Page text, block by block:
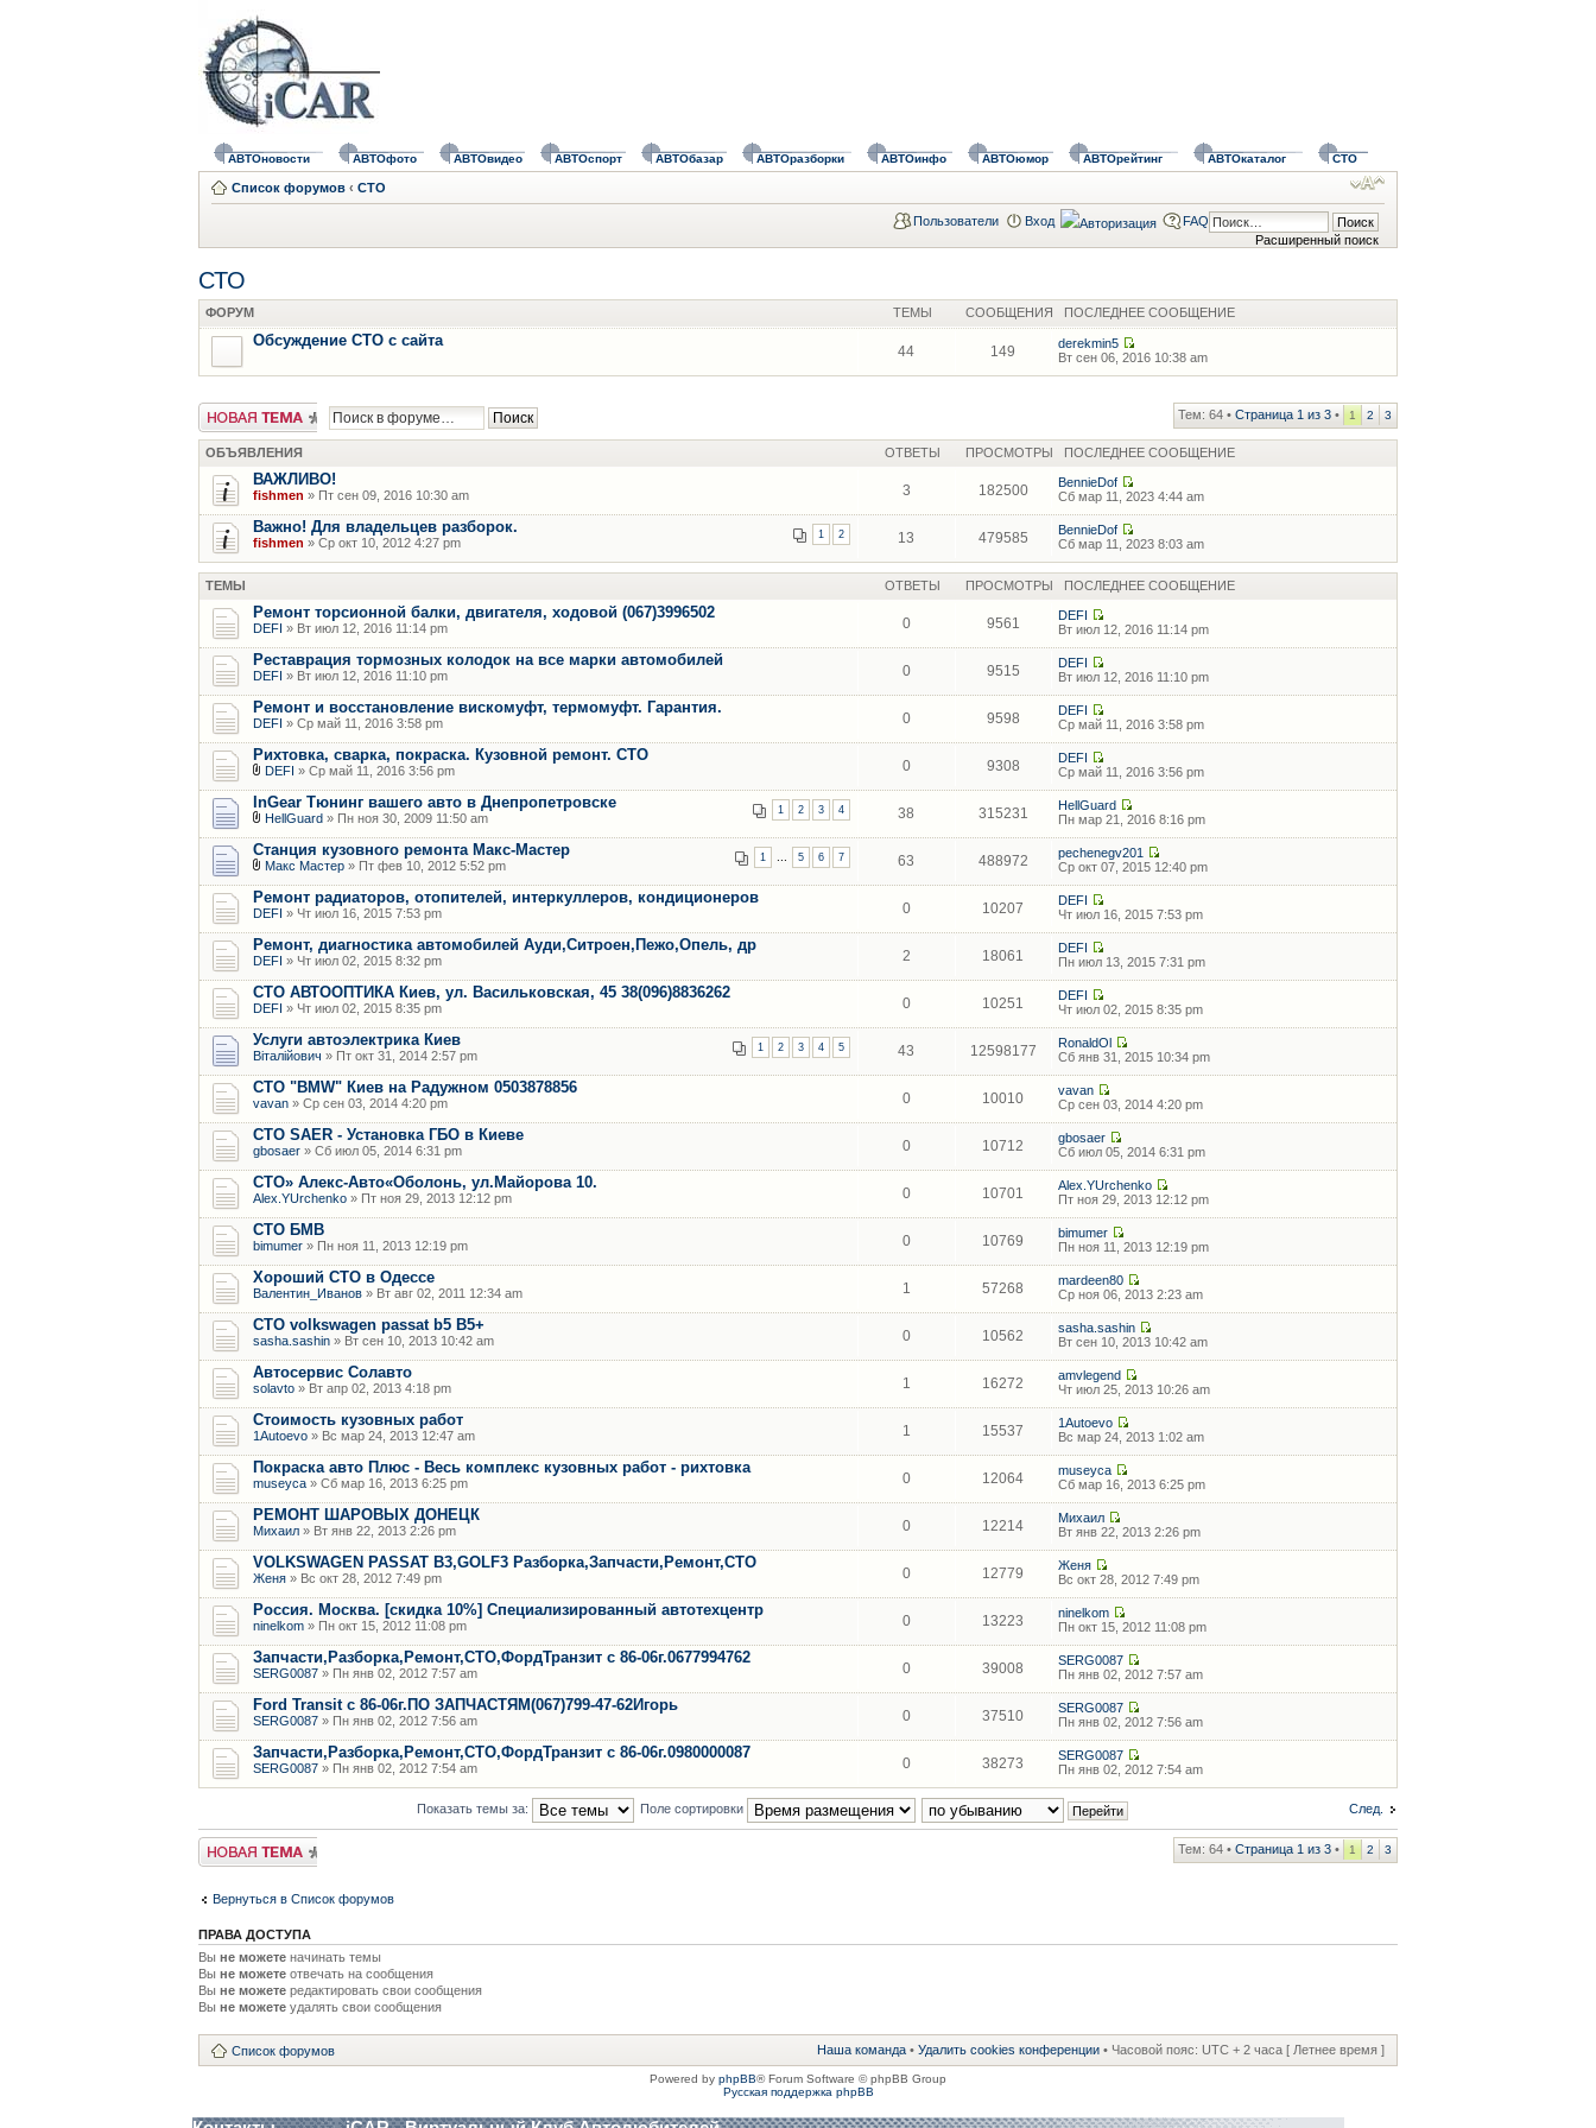
АВТОновости АВТОфото АВТОвидео АВТОспорт АВТОбазар АВТОразборки АВТОинфо АВТОюмор АВТОрейтинг АВТОкаталог СТО
Список форумов ‹ СТО
Расширенный поиск
Пользователи Вход FAQ
СТО
ФОРУМ ТЕМЫ СООБЩЕНИЯ ПОСЛЕДНЕЕ СООБЩЕНИЕ
Обсуждение СТО с сайта
44 149
derekmin5
Вт сен 06, 2016 10:38 am
Новая тема Тем: 64 • Страница 1 из 3 • 1 2 3
ОБЪЯВЛЕНИЯ ОТВЕТЫ ПРОСМОТРЫ ПОСЛЕДНЕЕ СООБЩЕНИЕ
ВАЖЛИВО!
fishmen » Пт сен 09, 2016 10:30 am 3 182500
BennieDof
Сб мар 11, 2023 4:44 am
Важно! Для владельцев разборок. 1 2
fishmen » Ср окт 10, 2012 4:27 pm 13 479585
BennieDof
Сб мар 11, 2023 8:03 am
ТЕМЫ ОТВЕТЫ ПРОСМОТРЫ ПОСЛЕДНЕЕ СООБЩЕНИЕ
Ремонт торсионной балки, двигателя, ходовой (067)3996502
DEFI » Вт июл 12, 2016 11:14 pm 0 9561
DEFI
Вт июл 12, 2016 11:14 pm
Реставрация тормозных колодок на все марки автомобилей
DEFI » Вт июл 12, 2016 11:10 pm 0 9515
DEFI
Вт июл 12, 2016 11:10 pm
Ремонт и восстановление вискомуфт, термомуфт. Гарантия.
DEFI » Ср май 11, 2016 3:58 pm 0 9598
DEFI
Ср май 11, 2016 3:58 pm
Рихтовка, сварка, покраска. Кузовной ремонт. СТО
DEFI » Ср май 11, 2016 3:56 pm 0 9308
DEFI
Ср май 11, 2016 3:56 pm
InGear Тюнинг вашего авто в Днепропетровске 1 2 3 4
HellGuard » Пн ноя 30, 2009 11:50 am 38 315231
HellGuard
Пн мар 21, 2016 8:16 pm
Станция кузовного ремонта Макс-Мастер 1 5 6 7
Макс Мастер » Пт фев 10, 2012 5:52 pm 63 488972
pechenegv201
Ср окт 07, 2015 12:40 pm
Ремонт радиаторов, отопителей, интеркуллеров, кондиционеров
DEFI » Чт июл 16, 2015 7:53 pm 0 10207
DEFI
Чт июл 16, 2015 7:53 pm
Ремонт, диагностика автомобилей Ауди,Ситроен,Пежо,Опель, др
DEFI » Чт июл 02, 2015 8:32 pm 2 18061
DEFI
Пн июл 13, 2015 7:31 pm
СТО АВТООПТИКА Киев, ул. Васильковская, 45 38(096)8836262
DEFI » Чт июл 02, 2015 8:35 pm 0 10251
DEFI
Чт июл 02, 2015 8:35 pm
Услуги автоэлектрика Киев 1 2 3 4 5
Віталійович » Пт окт 31, 2014 2:57 pm 43 12598177
RonaldOl
Сб янв 31, 2015 10:34 pm
СТО "BMW" Киев на Радужном 0503878856
vavan » Ср сен 03, 2014 4:20 pm 0 10010
vavan
Ср сен 03, 2014 4:20 pm
СТО SAER - Установка ГБО в Киеве
gbosaer » Сб июл 05, 2014 6:31 pm 0 10712
gbosaer
Сб июл 05, 2014 6:31 pm
СТО» Алекс-Авто«Оболонь, ул.Майорова 10.
Alex.YUrchenko » Пт ноя 29, 2013 12:12 pm 0 10701
Alex.YUrchenko
Пт ноя 29, 2013 12:12 pm
CТО БМВ
bimumer » Пн ноя 11, 2013 12:19 pm 0 10769
bimumer
Пн ноя 11, 2013 12:19 pm
Хороший СТО в Одессе
Валентин_Иванов » Вт авг 02, 2011 12:34 am 1 57268
mardeen80
Ср ноя 06, 2013 2:23 am
СТО volkswagen passat b5 B5+
sasha.sashin » Вт сен 10, 2013 10:42 am 0 10562
sasha.sashin
Вт сен 10, 2013 10:42 am
Автосервис Солавто
solavto » Вт апр 02, 2013 4:18 pm 1 16272
amvlegend
Чт июл 25, 2013 10:26 am
Стоимость кузовных работ
1Autoevo » Вс мар 24, 2013 12:47 am 1 15537
1Autoevo
Вс мар 24, 2013 1:02 am
Покраска авто Плюс - Весь комплекс кузовных работ - рихтовка
museyca » Сб мар 16, 2013 6:25 pm 0 12064
museyca
Сб мар 16, 2013 6:25 pm
РЕМОНТ ШАРОВЫХ ДОНЕЦК
Михаил » Вт янв 22, 2013 2:26 pm 0 12214
Михаил
Вт янв 22, 2013 2:26 pm
VOLKSWAGEN PASSAT B3,GOLF3 Разборка,Запчасти,Ремонт,СТО
Женя » Вс окт 28, 2012 7:49 pm 0 12779
Женя
Вс окт 28, 2012 7:49 pm
Россия. Москва. [скидка 10%] Специализированный автотехцентр
ninelkom » Пн окт 15, 2012 11:08 pm 0 13223
ninelkom
Пн окт 15, 2012 11:08 pm
Запчасти,Разборка,Ремонт,СТО,ФордТранзит с 86-06г.0677994762
SERG0087 » Пн янв 02, 2012 7:57 am 0 39008
SERG0087
Пн янв 02, 2012 7:57 am
Ford Transit с 86-06г.ПО ЗАПЧАСТЯМ(067)799-47-62Игорь
SERG0087 » Пн янв 02, 2012 7:56 am 0 37510
SERG0087
Пн янв 02, 2012 7:56 am
Запчасти,Разборка,Ремонт,СТО,ФордТранзит с 86-06г.0980000087
SERG0087 » Пн янв 02, 2012 7:54 am 0 38273
SERG0087
Пн янв 02, 2012 7:54 am
След.
Показать темы за: Поле сортировки
Новая тема Тем: 64 • Страница 1 из 3 • 1 2 3
Вернуться в Список форумов
ПРАВА ДОСТУПА
Вы не можете начинать темы
Вы не можете отвечать на сообщения
Вы не можете редактировать свои сообщения
Вы не можете удалять свои сообщения
Список форумов Наша команда • Удалить cookies конференции • Часовой пояс: UTC + 2 часа [ Летнее время ]
Powered by phpBB® Forum Software © phpBB Group
Русская поддержка phpBB